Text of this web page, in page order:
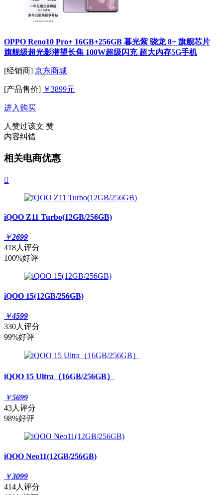
OPPO Reno10 Pro+ 16GB+256GB 暮光紫 骁龙 8+ 旗舰芯片
旗舰级超光影潜望长焦 100W超级闪充 超大内存5G手机
[经销商] 京东商城
[产品售价] ￥3899元
进入购买
人赞过该文 赞
内容纠错
相关电商优惠

iQOO Z11 Turbo(12GB/256GB)
￥2699
418人评分
100%好评
iQOO 15(12GB/256GB)
￥4599
330人评分
99%好评
iQOO 15 Ultra（16GB/256GB）
￥5699
43人评分
98%好评
iQOO Neo11(12GB/256GB)
￥3099
414人评分